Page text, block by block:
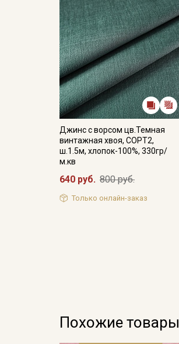
Джинс с ворсом цв.Темная
винтажная хвоя, СОРТ2,
ш.1.5м, хлопок-100%, 330гр/
м.кв
640 руб. 800 руб.
Только онлайн-заказ
Похожие товары